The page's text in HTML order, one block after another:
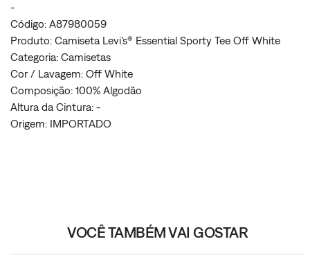
-
Código: A87980059
Produto: Camiseta Levi's® Essential Sporty Tee Off White
Categoria: Camisetas
Cor / Lavagem: Off White
Composição: 100% Algodão
Altura da Cintura: -
Origem: IMPORTADO
VOCÊ TAMBÉM VAI GOSTAR